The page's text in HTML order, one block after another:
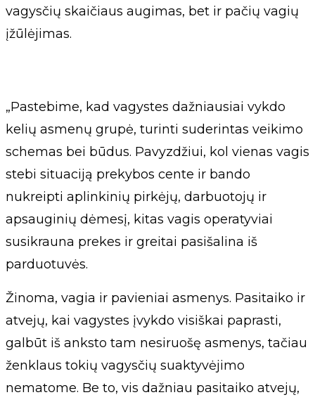
vagysčių skaičiaus augimas, bet ir pačių vagių
įžūlėjimas.
„Pastebime, kad vagystes dažniausiai vykdo
kelių asmenų grupė, turinti suderintas veikimo
schemas bei būdus. Pavyzdžiui, kol vienas vagis
stebi situaciją prekybos cente ir bando
nukreipti aplinkinių pirkėjų, darbuotojų ir
apsauginių dėmesį, kitas vagis operatyviai
susikrauna prekes ir greitai pasišalina iš
parduotuvės.
Žinoma, vagia ir pavieniai asmenys. Pasitaiko ir
atvejų, kai vagystes įvykdo visiškai paprasti,
galbūt iš anksto tam nesiruošę asmenys, tačiau
ženklaus tokių vagysčių suaktyvėjimo
nematome. Be to, vis dažniau pasitaiko atvejų,